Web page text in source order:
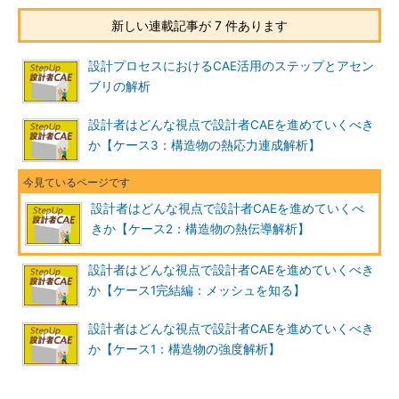
新しい連載記事が 7 件あります
設計プロセスにおけるCAE活用のステップとアセン
ブリの解析
設計者はどんな視点で設計者CAEを進めていくべき
か【ケース3：構造物の熱応力連成解析】
設計者はどんな視点で設計者CAEを進めていくべ
きか【ケース2：構造物の熱伝導解析】
設計者はどんな視点で設計者CAEを進めていくべき
か【ケース1完結編：メッシュを知る】
設計者はどんな視点で設計者CAEを進めていくべき
か【ケース1：構造物の強度解析】